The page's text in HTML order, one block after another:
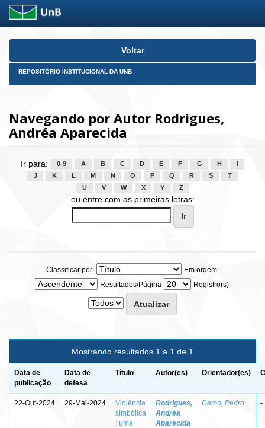
Skip
Voltar
REPOSITÓRIO INSTITUCIONAL DA UNB
Navegando por Autor Rodrigues,
Andréa Aparecida
Ir para: 0-9 A B C D E F G H
J
K L M N O P Q R S
T
U
V W X Y Z
ou entre com as primeiras letras:
Classificar por:
Em ordem:
Resultados/Página
Registro(s):
Mostrando resultados 1 a 1 de 1
Data de
publicação
Data de
defesa
Título Autor(es) Orientador(es)
22-Out-2024 29-Mai-2024
Violência
simbólica
: uma
Rodrigues,
Andréa
Aparecida
Demo, Pedro -